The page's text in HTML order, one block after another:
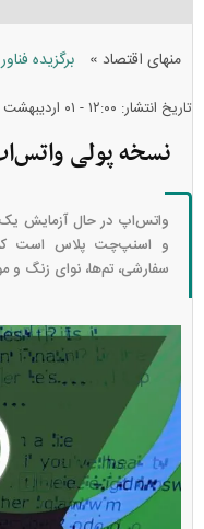
منهای اقتصاد » برگزیده
تاریخ انتشار: ۱۲:۰۰ - ۰۱ ارديبهشت ۱۴۰۵
نسخه پولی
واتس‌اپ در حال آزمایش یک
و اسنپ‌چت پلاس است که
سفارشی، تم‌ها، نوای زنگ و